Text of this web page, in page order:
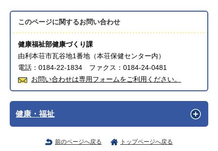
このページに関するお問い合わせ
健康福祉部健康づくり課
由利本荘市瓦谷地1番地（本荘保健センター内）
電話：0184-22-1834 ファクス：0184-24-0481
お問い合わせは専用フォームをご利用ください。
健康・福祉
前のページへ戻る トップページへ戻る